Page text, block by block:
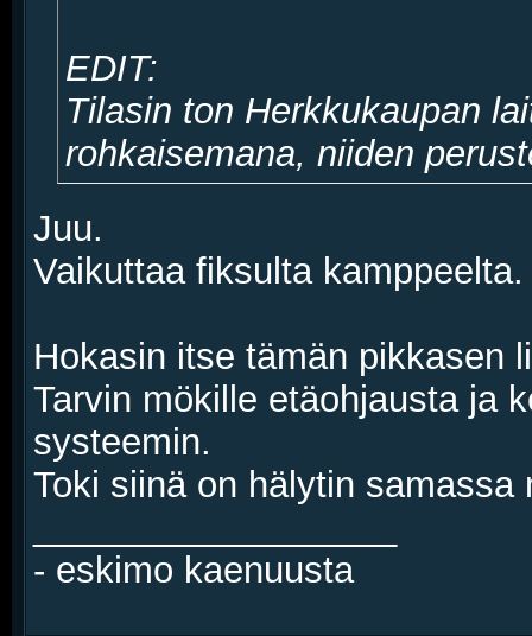
EDIT:
Tilasin ton Herkkukaupan
rohkaisemana, niiden
Juu.
Vaikuttaa fiksulta kamppeelta.
Hokasin itse tämän pikkasen
Tarvin mökille etäohjausta ja
systeemin.
Toki siinä on hälytin
- eskimo kaenuusta